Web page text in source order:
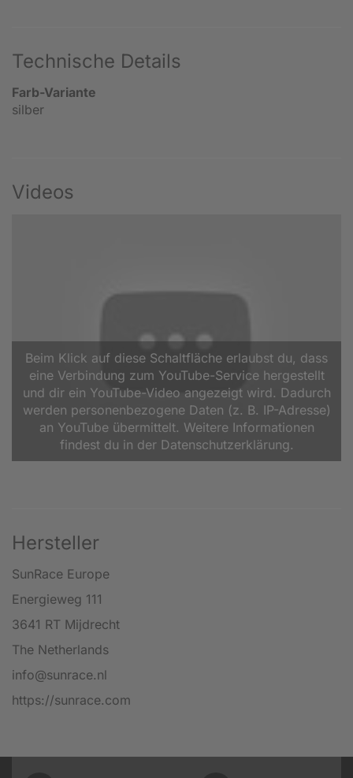
Technische Details
Farb-Variante
silber
Videos
Beim Klick auf diese Schaltfläche erlaubst du, dass
eine Verbindung zum YouTube-Service hergestellt
und dir ein YouTube-Video angezeigt wird. Dadurch
werden personenbezogene Daten (z. B. IP-Adresse)
an YouTube übermittelt. Weitere Informationen
findest du in der Datenschutzerklärung.
Hersteller
SunRace Europe
Energieweg 111
3641 RT Mijdrecht
The Netherlands
info@sunrace.nl
https://sunrace.com